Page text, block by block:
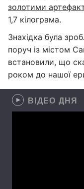
золотими
1,7 кілограма.
Знахідка була
поруч із містом
встановили, що
роком до нашої
ВІДЕО ДНЯ